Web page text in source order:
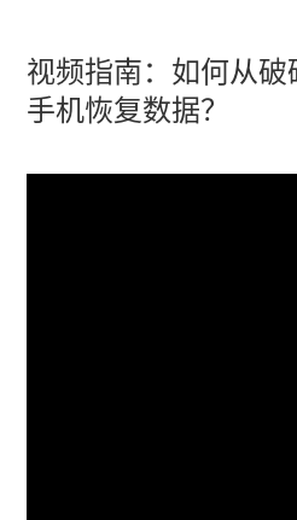
视频指南：如何从破
手机恢复数据？